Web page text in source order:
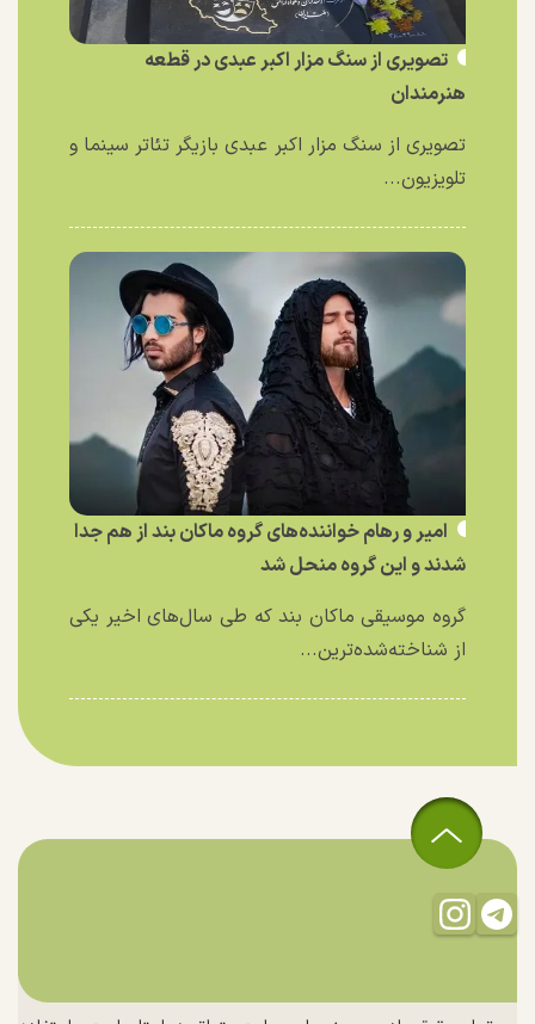
تصویری از سنگ مزار اکبر عبدی در قطعه
هنرمندان
تصویری از سنگ مزار اکبر عبدی بازیگر تئاتر سینما و
تلویزیون...
امیر و رهام خواننده‌های گروه ماکان بند از هم جدا
شدند و این گروه منحل شد
گروه موسیقی ماکان بند که طی سال‌های اخیر یکی
از شناخته‌شده‌ترین...